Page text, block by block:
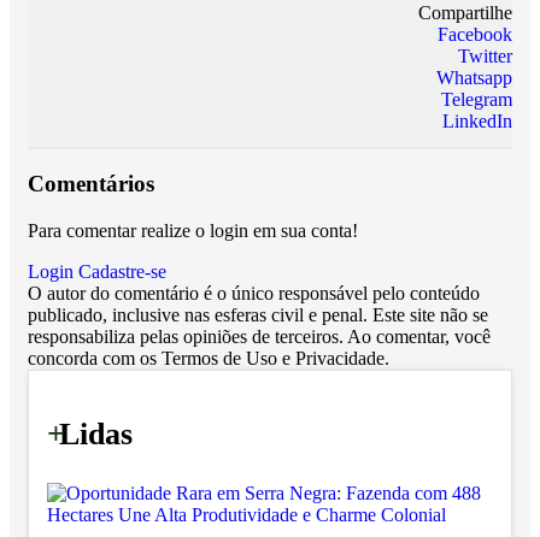
Compartilhe
Facebook
Twitter
Whatsapp
Telegram
LinkedIn
Comentários
Para comentar realize o login em sua conta!
Login Cadastre-se
O autor do comentário é o único responsável pelo conteúdo
publicado, inclusive nas esferas civil e penal. Este site não se
responsabiliza pelas opiniões de terceiros. Ao comentar, você
concorda com os Termos de Uso e Privacidade.
+
Lidas